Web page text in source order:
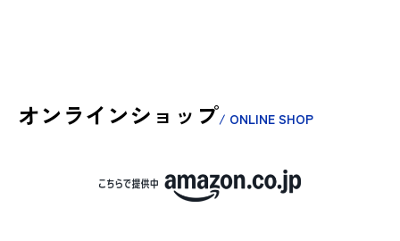
オンラインショップ/ ONLINE SHOP